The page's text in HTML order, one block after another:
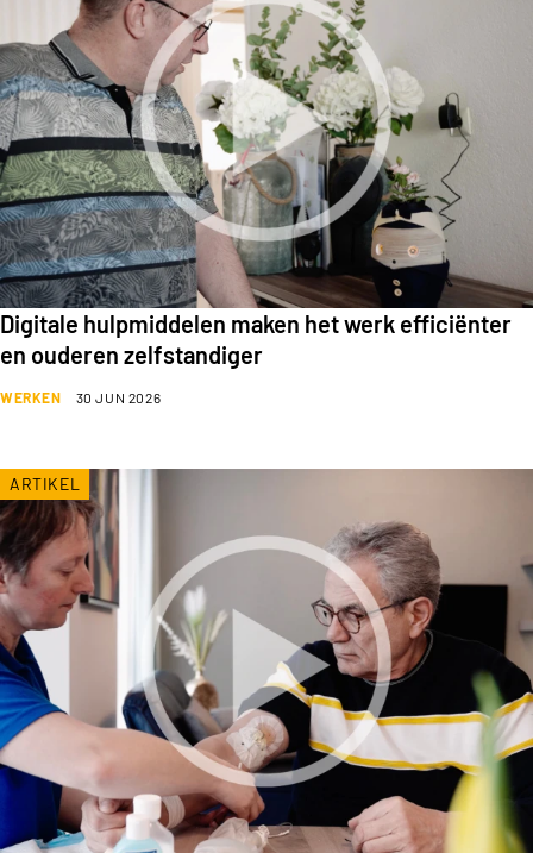
WERKEN 30 JUN 2026
Digitale hulpmiddelen maken het werk efficiënter
en ouderen zelfstandiger
ARTIKEL